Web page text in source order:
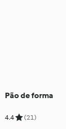
Pão de forma
4.4 (21)